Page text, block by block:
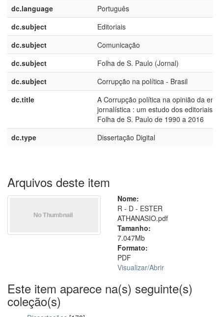
dc.language
Português
dc.subject
Editoriais
dc.subject
Comunicação
dc.subject
Folha de S. Paulo (Jornal)
dc.subject
Corrupção na política - Brasil
dc.title
A Corrupção política na opinião da
jornalística : um estudo dos editoriais
Folha de S. Paulo de 1990 a 2016
dc.type
Dissertação Digital
Arquivos deste item
Nome:
R - D - ESTER
ATHANASIO.pdf
Tamanho:
7.047Mb
Formato:
PDF
Visualizar/Abrir
Este item aparece na(s) seguinte(s)
coleção(s)